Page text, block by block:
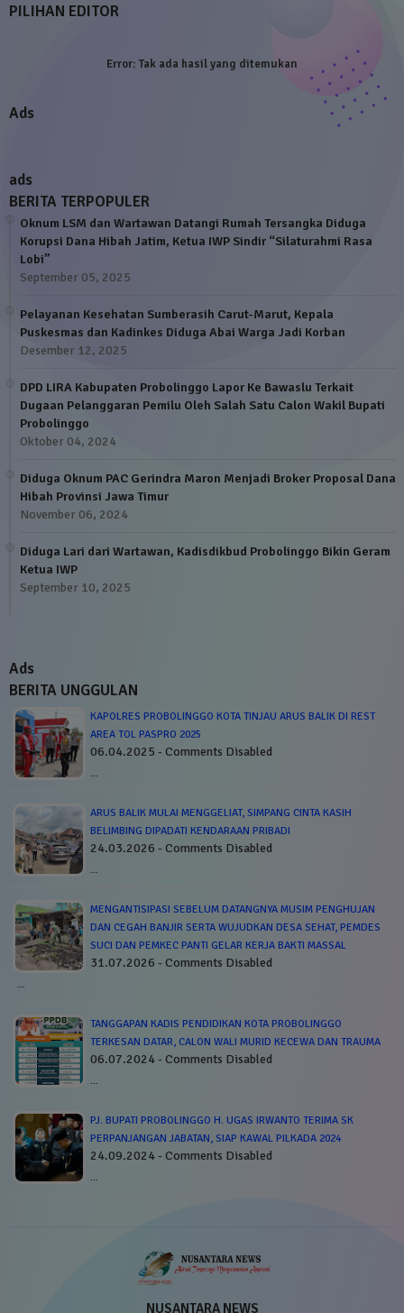
PILIHAN EDITOR
Error:Tak ada hasil yang ditemukan
Ads
ads
BERITA TERPOPULER
Oknum LSM dan Wartawan Datangi Rumah Tersangka Diduga
Korupsi Dana Hibah Jatim, Ketua IWP Sindir “Silaturahmi Rasa
Lobi”
September 05, 2025
Pelayanan Kesehatan Sumberasih Carut-Marut, Kepala
Puskesmas dan Kadinkes Diduga Abai Warga Jadi Korban
Desember 12, 2025
DPD LIRA Kabupaten Probolinggo Lapor Ke Bawaslu Terkait
Dugaan Pelanggaran Pemilu Oleh Salah Satu Calon Wakil Bupati
Probolinggo
Oktober 04, 2024
Diduga Oknum PAC Gerindra Maron Menjadi Broker Proposal Dana
Hibah Provinsi Jawa Timur
November 06, 2024
Diduga Lari dari Wartawan, Kadisdikbud Probolinggo Bikin Geram
Ketua IWP
September 10, 2025
Ads
BERITA UNGGULAN
KAPOLRES PROBOLINGGO KOTA TINJAU ARUS BALIK DI REST
AREA TOL PASPRO 2025
06.04.2025 - Comments Disabled
…
ARUS BALIK MULAI MENGGELIAT, SIMPANG CINTA KASIH
BELIMBING DIPADATI KENDARAAN PRIBADI
24.03.2026 - Comments Disabled
…
MENGANTISIPASI SEBELUM DATANGNYA MUSIM PENGHUJAN
DAN CEGAH BANJIR SERTA WUJUDKAN DESA SEHAT, PEMDES
SUCI DAN PEMKEC PANTI GELAR KERJA BAKTI MASSAL
31.07.2026 - Comments Disabled
…
TANGGAPAN KADIS PENDIDIKAN KOTA PROBOLINGGO
TERKESAN DATAR, CALON WALI MURID KECEWA DAN TRAUMA
06.07.2024 - Comments Disabled
…
PJ. BUPATI PROBOLINGGO H. UGAS IRWANTO TERIMA SK
PERPANJANGAN JABATAN, SIAP KAWAL PILKADA 2024
24.09.2024 - Comments Disabled
…
NUSANTARA NEWS